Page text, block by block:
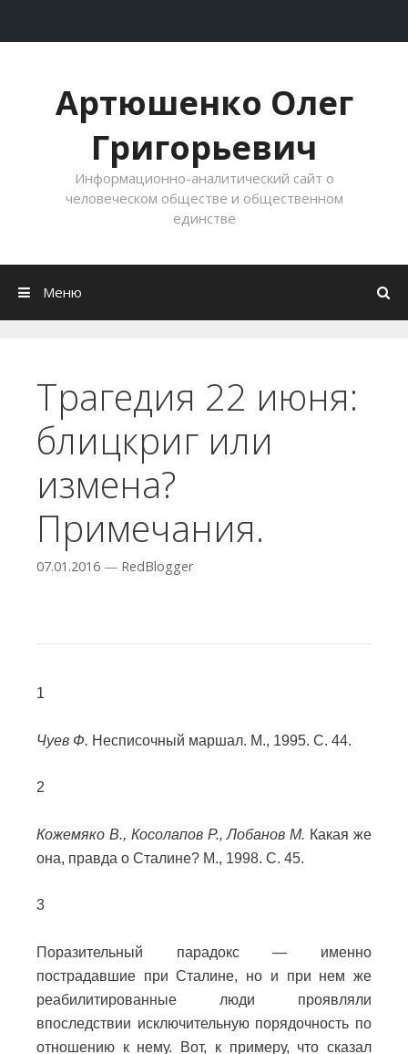
Артюшенко Олег
Григорьевич
Информационно-аналитический сайт о
человеческом обществе и общественном
единстве
Меню
Трагедия 22 июня:
блицкриг или
измена?
Примечания.
07.01.2016 — RedBlogger
1
Чуев Ф. Несписочный маршал. М., 1995. С. 44.
2
Кожемяко В., Косолапов Р., Лобанов М. Какая же
она, правда о Сталине? М., 1998. С. 45.
3
Поразительный парадокс — именно
пострадавшие при Сталине, но и при нем же
реабилитированные люди проявляли
впоследствии исключительную порядочность по
отношению к нему. Вот, к примеру, что сказал